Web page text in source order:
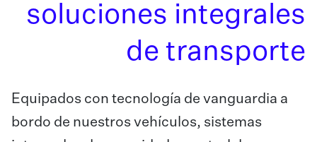
soluciones integrales
de transporte
Equipados con tecnología de vanguardia a
bordo de nuestros vehículos, sistemas